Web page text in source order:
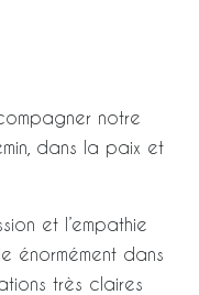
notre
dans la paix et
et l’empathie
énormément dans
très claires